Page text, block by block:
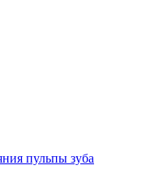
пульпы зуба